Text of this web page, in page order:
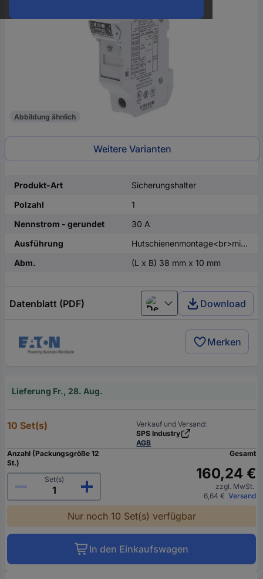
Abbildung ähnlich
Weitere Varianten
Produkt-Art
Sicherungshalter
Polzahl
1
Nennstrom - gerundet
30 A
Ausführung
Hutschienenmontage<br>mit mechanischer Sicherungsanzeige
Abm.
(L x B) 38 mm x 10 mm
Datenblatt (PDF) Deutsch (Deutschland)
Download
Merken
Lieferung Fr., 28. Aug.
10 Set(s)
Verkauf und Versand:
SPS Industry
AGB
Anzahl (Packungsgröße 12
St.)
Set(s)
Gesamt
160,24 €
zzgl. MwSt.
6,64 € Versand
Nur noch 10 Set(s) verfügbar
In den Einkaufswagen